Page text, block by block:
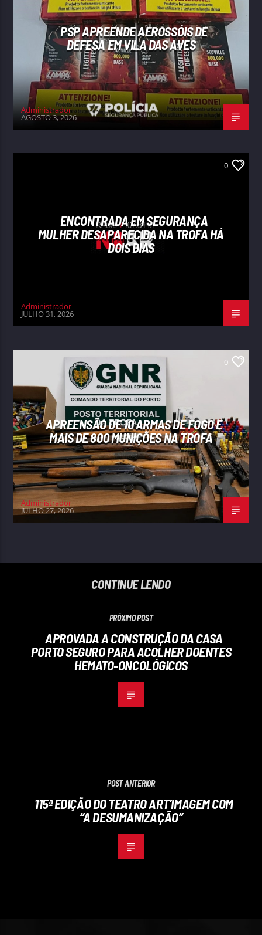
PSP APREENDE AEROSSÓIS DE
DEFESA EM VILA DAS AVES
Administrador
AGOSTO 3, 2026
0
ENCONTRADA EM SEGURANÇA
MULHER DESAPARECIDA NA TROFA HÁ
DOIS DIAS
Administrador
JULHO 31, 2026
0
APREENSÃO DE 10 ARMAS DE FOGO E
MAIS DE 800 MUNIÇÕES NA TROFA
Administrador
JULHO 27, 2026
CONTINUE LENDO
PRÓXIMO POST
APROVADA A CONSTRUÇÃO DA CASA
PORTO SEGURO PARA ACOLHER DOENTES
HEMATO-ONCOLÓGICOS
POST ANTERIOR
115ª EDIÇÃO DO TEATRO ART’IMAGEM COM
“A DESUMANIZAÇÃO”